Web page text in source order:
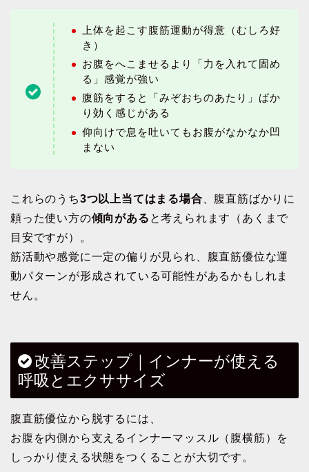
上体を起こす腹筋運動が得意（むしろ好
き）
お腹をへこませるより「力を入れて固め
る」感覚が強い
腹筋をすると「みぞおちのあたり」ばか
り効く感じがある
仰向けで息を吐いてもお腹がなかなか凹
まない
これらのうち3つ以上当てはまる場合 、腹直筋ばかりに
頼った使い方の傾向がある と考えられます（あくまで
目安ですが）。
筋活動や感覚に一定の偏りが見られ、腹直筋優位な運
動パターンが形成されている可能性があるかもしれま
せん。
改善ステップ｜インナーが使える
呼吸とエクササイズ
腹直筋優位から脱するには、
お腹を内側から支えるインナーマッスル（腹横筋）を
しっかり使える状態をつくることが大切です。